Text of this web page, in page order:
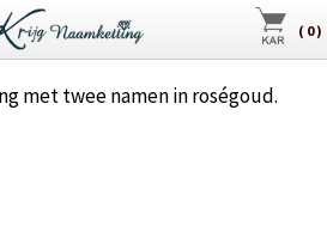
( 0)
met twee namen in roségoud.